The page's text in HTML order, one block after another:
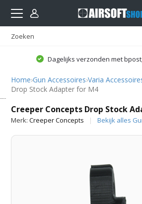
Dagelijks verzonden met
Home›Gun Accessoires›Varia
Drop Stock Adapter for M4
Creeper Concepts Drop Stock
Merk:Creeper Concepts Bekijk alles